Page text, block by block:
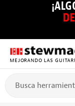
MEJORANDO LAS